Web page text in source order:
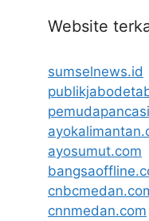
Website
sumselnews.id
ayosumut.com
cnnmedan.com